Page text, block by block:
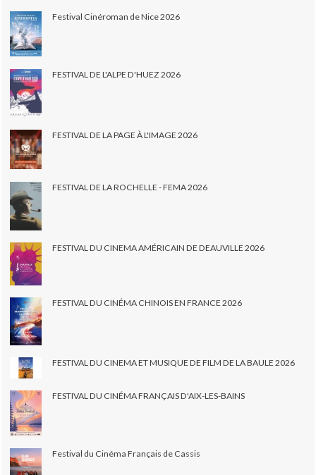
Festival Cinéroman de Nice 2026
FESTIVAL DE L'ALPE D'HUEZ 2026
FESTIVAL DE LA PAGE À L'IMAGE 2026
FESTIVAL DE LA ROCHELLE - FEMA 2026
FESTIVAL DU CINEMA AMÉRICAIN DE DEAUVILLE 2026
FESTIVAL DU CINÉMA CHINOIS EN FRANCE 2026
FESTIVAL DU CINEMA ET MUSIQUE DE FILM DE LA BAULE 2026
FESTIVAL DU CINÉMA FRANÇAIS D'AIX-LES-BAINS
Festival du Cinéma Français de Cassis